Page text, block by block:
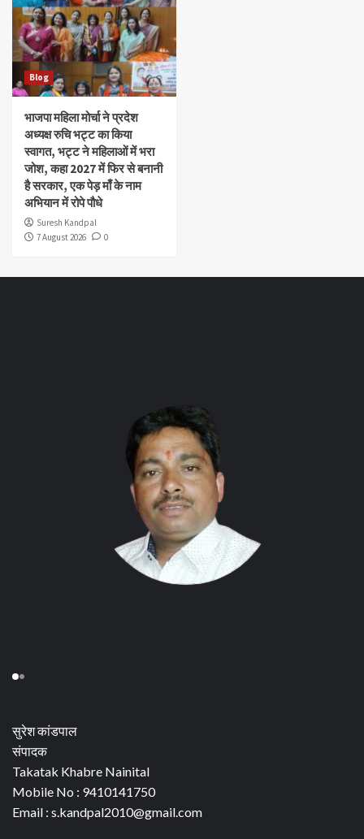
Blog
भाजपा महिला मोर्चा ने प्रदेश
अध्यक्ष रुचि भट्ट का किया
स्वागत, भट्ट ने महिलाओं में भरा
जोश, कहा 2027 में फिर से बनानी
है सरकार, एक पेड़ माँ के नाम
अभियान में रोपे पौधे
Suresh Kandpal
7 August 2026
0
सुरेश कांडपाल
संपादक
Takatak Khabre Nainital
Mobile No : 9410141750
Email : s.kandpal2010@gmail.com